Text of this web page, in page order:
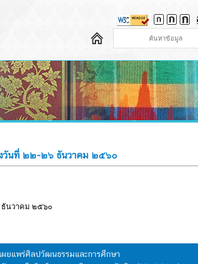
างวันที่ ๒๒-๒๖ ธันวาคม ๒๕๖๐
ธันวาคม ๒๕๖๐
ผยแพร่ศิลปวัฒนธรรมและการศึกษา